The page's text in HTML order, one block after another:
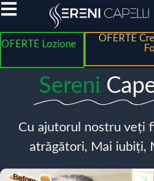
OFERTE Lozione
OFERTE
Sereni
Cu ajutorul nostru veți
atrăgători, Mai iubiți,